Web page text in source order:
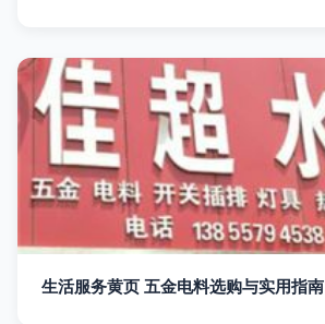
生活服务黄页 五金电料选购与实用指南